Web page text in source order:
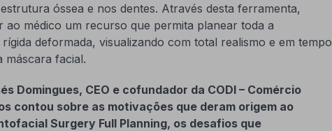
óssea e nos dentes. Através desta ferramenta,
ao médico um recurso que permita planear toda a
deformada, visualizando com total realismo e em tempo
máscara facial.
Domingues, CEO e cofundador da CODI – Comércio
contou sobre as motivações que deram origem ao
Surgery Full Planning, os desafios que